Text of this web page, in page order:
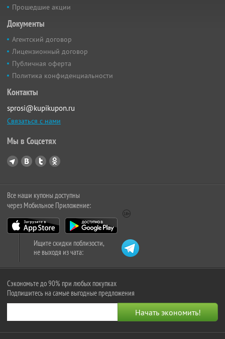
Прошедшие акции
Документы
Агентский договор
Лицензионный договор
Публичная оферта
Политика конфиденциальности
Контакты
sprosi@kupikupon.ru
Связаться с нами
Мы в Соцсетях
Все наши купоны доступны
через Мобильное Приложение:
Ищите скидки поблизости,
не выходя из чата:
Сэкономьте до 90% при любых покупках
Подпишитесь на самые выгодные предложения